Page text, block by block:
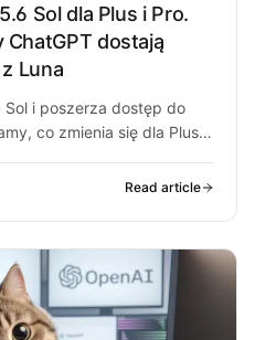
Sol dla Plus i Pro.
dostają
Luna
Sol i poszerza dostęp do
co zmienia się dla Plus,
Read article